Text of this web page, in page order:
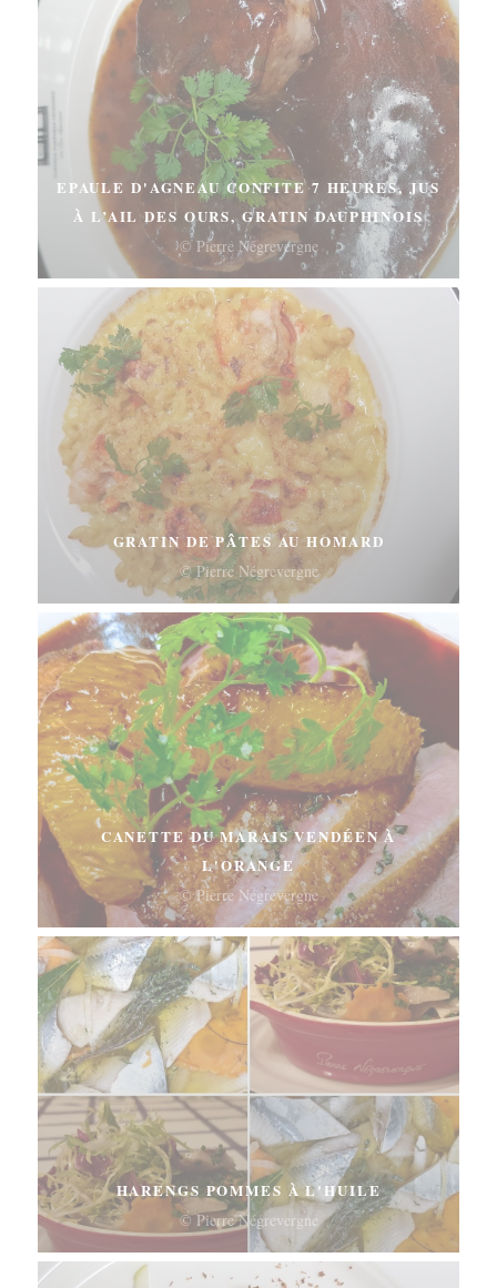
EPAULE D'AGNEAU CONFITE 7 HEURES, JUS
À L’AIL DES OURS, GRATIN DAUPHINOIS
© Pierre Négrevergne
GRATIN DE PÂTES AU HOMARD
© Pierre Négrevergne
CANETTE DU MARAIS VENDÉEN À
L'ORANGE
© Pierre Négrevergne
HARENGS POMMES À L'HUILE
© Pierre Négrevergne